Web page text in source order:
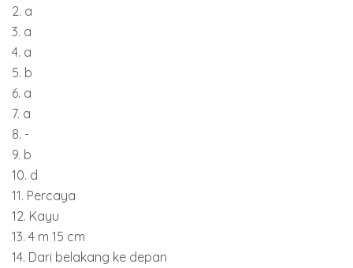
2. a
3. a
4. a
5. b
6. a
7. a
8. -
9. b
10. d
11. Percaya
12. Kayu
13. 4 m 15 cm
14. Dari belakang ke depan